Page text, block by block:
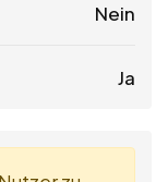
Nein
Ja